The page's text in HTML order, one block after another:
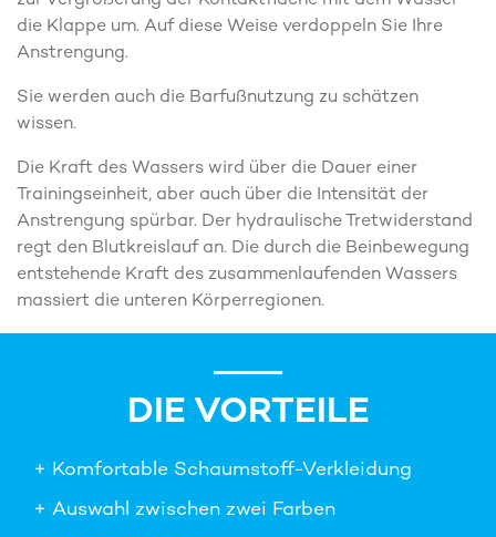
die Klappe um. Auf diese Weise verdoppeln Sie Ihre
Anstrengung.
Sie werden auch die Barfußnutzung zu schätzen
wissen.
Die Kraft des Wassers wird über die Dauer einer
Trainingseinheit, aber auch über die Intensität der
Anstrengung spürbar. Der hydraulische Tretwiderstand
regt den Blutkreislauf an. Die durch die Beinbewegung
entstehende Kraft des zusammenlaufenden Wassers
massiert die unteren Körperregionen.
DIE VORTEILE
+ Komfortable Schaumstoff-Verkleidung
+ Auswahl zwischen zwei Farben